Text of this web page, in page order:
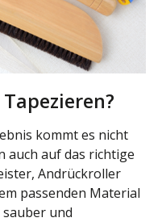
kommt es nicht
auch auf das richtige
Andrückroller
passenden Material
und